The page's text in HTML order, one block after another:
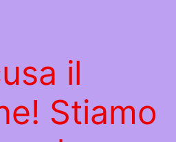
il
Stiamo